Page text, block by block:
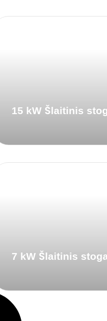
15 kW Šlaitinis
7 kW Šlaitinis